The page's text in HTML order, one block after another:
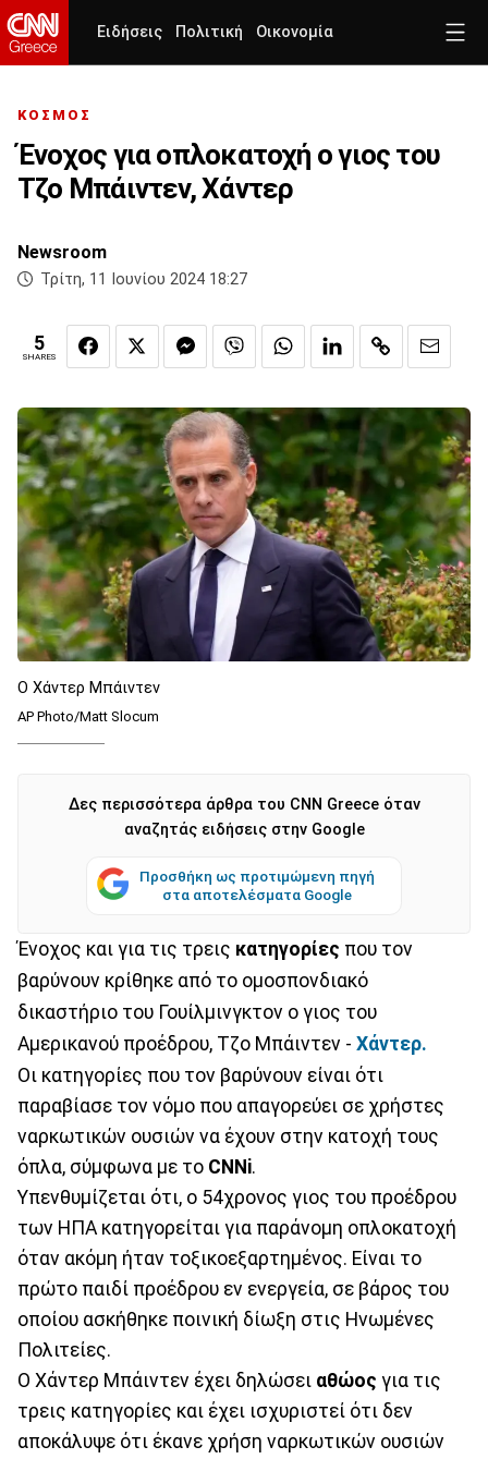
Ειδήσεις Πολιτική Οικονομία
ΚΟΣΜΟΣ
Ένοχος για οπλοκατοχή ο γιος του
Τζο Μπάιντεν, Χάντερ
Newsroom
Τρίτη, 11 Ιουνίου 2024 18:27
5
SHARES
Ο Χάντερ Μπάιντεν
AP Photo/Matt Slocum
Δες περισσότερα άρθρα του CNN Greece όταν
αναζητάς ειδήσεις στην Google
Προσθήκη ως προτιμώμενη πηγή
στα αποτελέσματα Google
Ένοχος και για τις τρεις κατηγορίες που τον
βαρύνουν κρίθηκε από το ομοσπονδιακό
δικαστήριο του Γουίλμινγκτον ο γιος του
Αμερικανού προέδρου, Τζο Μπάιντεν - Χάντερ.
Οι κατηγορίες που τον βαρύνουν είναι ότι
παραβίασε τον νόμο που απαγορεύει σε χρήστες
ναρκωτικών ουσιών να έχουν στην κατοχή τους
όπλα, σύμφωνα με το CNNi.
Υπενθυμίζεται ότι, ο 54χρονος γιος του προέδρου
των ΗΠΑ κατηγορείται για παράνομη οπλοκατοχή
όταν ακόμη ήταν τοξικοεξαρτημένος. Είναι το
πρώτο παιδί προέδρου εν ενεργεία, σε βάρος του
οποίου ασκήθηκε ποινική δίωξη στις Ηνωμένες
Πολιτείες.
Ο Χάντερ Μπάιντεν έχει δηλώσει αθώος για τις
τρεις κατηγορίες και έχει ισχυριστεί ότι δεν
αποκάλυψε ότι έκανε χρήση ναρκωτικών ουσιών